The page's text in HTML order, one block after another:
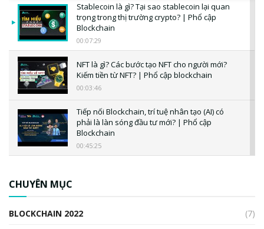
Stablecoin là gì? Tại sao stablecoin lại quan
trọng trong thị trường crypto? | Phổ cập
Blockchain
00:07:29
NFT là gì? Các bước tạo NFT cho người mới?
Kiếm tiền từ NFT? | Phổ cập blockchain
00:03:46
Tiếp nối Blockchain, trí tuệ nhân tạo (AI) có
phải là làn sóng đầu tư mới? | Phổ cập
Blockchain
00:45:25
CHUYÊN MỤC
BLOCKCHAIN 2022
(7)